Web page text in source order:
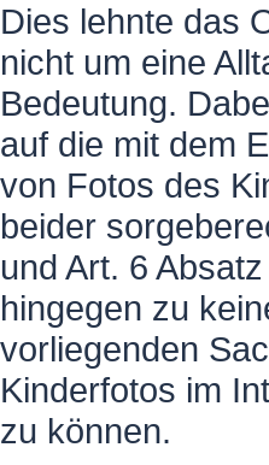
Dies lehnte das
nicht um eine
Bedeutung.
auf die mit dem
von Fotos des
beider
und Art. 6
hingegen zu
vorliegenden
Kinderfotos im
zu können.